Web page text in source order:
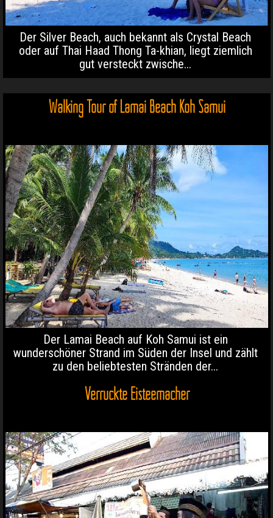
Der Silver Beach, auch bekannt als Crystal Beach
oder auf Thai Haad Thong Ta-khian, liegt ziemlich
gut versteckt zwische...
Walking Tour of Lamai Beach Koh Samui
Der Lamai Beach auf Koh Samui ist ein
wunderschöner Strand im Süden der Insel und zählt
zu den beliebtesten Stränden der...
Verrückte Eisteemacher